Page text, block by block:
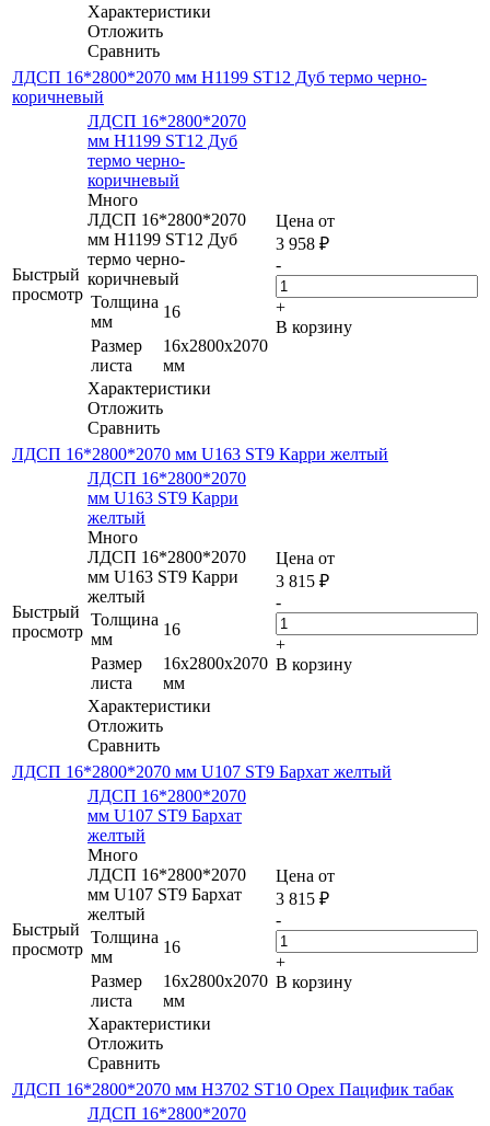
Характеристики
Отложить
Сравнить
ЛДСП 16*2800*2070 мм H1199 ST12 Дуб термо черно-
коричневый
Быстрый
просмотр
ЛДСП 16*2800*2070
мм H1199 ST12 Дуб
термо черно-
коричневый
Много
ЛДСП 16*2800*2070
мм H1199 ST12 Дуб
термо черно-
коричневый
Толщина
мм
16
Размер
листа
16x2800x2070
мм
Характеристики
Отложить
Сравнить
Цена от
3 958 ₽
-
+
В корзину
ЛДСП 16*2800*2070 мм U163 ST9 Карри желтый
Быстрый
просмотр
ЛДСП 16*2800*2070
мм U163 ST9 Карри
желтый
Много
ЛДСП 16*2800*2070
мм U163 ST9 Карри
желтый
Толщина
мм
16
Размер
листа
16x2800x2070
мм
Характеристики
Отложить
Сравнить
Цена от
3 815 ₽
-
+
В корзину
ЛДСП 16*2800*2070 мм U107 ST9 Бархат желтый
Быстрый
просмотр
ЛДСП 16*2800*2070
мм U107 ST9 Бархат
желтый
Много
ЛДСП 16*2800*2070
мм U107 ST9 Бархат
желтый
Толщина
мм
16
Размер
листа
16x2800x2070
мм
Характеристики
Отложить
Сравнить
Цена от
3 815 ₽
-
+
В корзину
ЛДСП 16*2800*2070 мм H3702 ST10 Орех Пацифик табак
ЛДСП 16*2800*2070